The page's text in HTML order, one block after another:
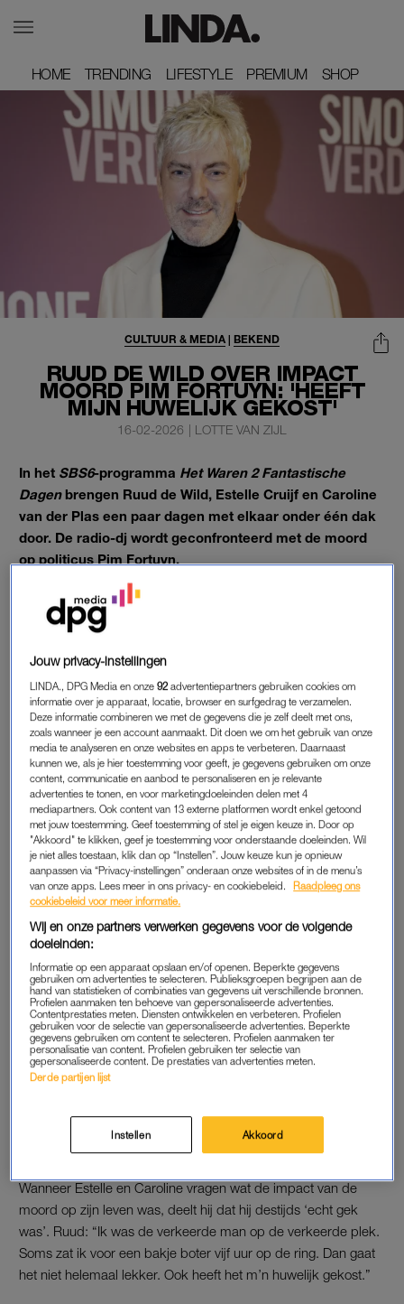
HOME
HOME TRENDING
TRENDING LIFESTYLE
LIFESTYLE PREMIUM
PREMIUM SHOP
SHOP
RUUD DE WILD OVER IMPACT
MOORD PIM FORTUYN: 'HEEFT
MIJN HUWELIJK GEKOST'
CULTUUR & MEDIA | BEKEND
16-02-2026 | LOTTE VAN ZIJL
In het SBS6-programma Het Waren 2 Fantastische
Dagenbrengen Ruud de Wild, Estelle Cruijf en Caroline
van der Plas een paar dagen met elkaar onder één dak
door. De radio-dj wordt geconfronteerd met de moord
op politicus Pim Fortuyn.
“Die schutter ging maar door”, aldus Ruud die getuige was van
de moord op het Mediapark in Hilversum.
MOORD OP PIM FORTUYN
De radio-uitzending van Ruud was net afgelopen, toenFortuyn
in mei 2002door Volkert van der Graaf werd neergeschoten.
Een dag na de moord gaf Ruud een interview. “Het voelt heel
gek om weer aan het werk te gaan, slechts één dag na de
schokkende moord op Fortuyn”, vertelde hij.
Het fragment is de start van een openhartig gesprek tussen de
BN’ers. “Ik heb heel vaak aan jou gedacht de afgelopen
jaren”, begint Caroline wanneer het fragment stopt. “Het was
heel onwerkelijk. Die schutter ging maar door. Hij loste vijf
“Het is zo sneu. Dat je hem op de meest oncharmante manier
Estelle Cruijff betrapte Ruud
Gullit zelf op vreemdgaan in
eigen huis: 'Kinderen waren er
ook bij'
Wanneer Estelle en Caroline vragen wat de impact van de
moord op zijn leven was, deelt hij dat hij destijds ‘echt gek
was’. Ruud: “Ik was de verkeerde man op de verkeerde plek.
Soms zat ik voor een bakje boter vijf uur op de ring. Dan gaat
het niet helemaal lekker. Ook heeft het m’n huwelijk gekost.”
Jouw privacy-instellingen
LINDA., DPG Media en onze92 advertentiepartners gebruiken cookies om
informatie over je apparaat, locatie, browser en surfgedrag te verzamelen.
Deze informatie combineren we met de gegevens die je zelf deelt met ons,
zoals wanneer je een account aanmaakt. Dit doen we om het gebruik van onze
media te analyseren en onze websites en apps te verbeteren. Daarnaast
kunnen we, als je hier toestemming voor geeft, je gegevens gebruiken om onze
content, communicatie en aanbod te personaliseren en je relevante
advertenties te tonen, en voor marketingdoeleinden delen met 4
mediapartners. Ook content van 13 externe platformen wordt enkel getoond
met jouw toestemming. Geef toestemming of stel je eigen keuze in. Door op
"Akkoord" te klikken, geef je toestemming voor onderstaande doeleinden. Wil
je niet alles toestaan, klik dan op “Instellen”. Jouw keuze kun je opnieuw
aanpassen via “Privacy-instellingen” onderaan onze websites of in de menu’s
van onze apps. Lees meer in ons privacy- en cookiebeleid.
Raadpleeg ons
cookiebeleid voor meer informatie.
Wij en onze partners verwerken gegevens voor de volgende
doeleinden:
Informatie op een apparaat opslaan en/of openen. Beperkte gegevens
gebruiken om advertenties te selecteren. Publieksgroepen begrijpen aan de
hand van statistieken of combinaties van gegevens uit verschillende bronnen.
Profielen aanmaken ten behoeve van gepersonaliseerde advertenties.
Contentprestaties meten. Diensten ontwikkelen en verbeteren. Profielen
gebruiken voor de selectie van gepersonaliseerde advertenties. Beperkte
gegevens gebruiken om content te selecteren. Profielen aanmaken ter
personalisatie van content. Profielen gebruiken ter selectie van
gepersonaliseerde content. De prestaties van advertenties meten.
Derde partijen lijst
Instellen Akkoord